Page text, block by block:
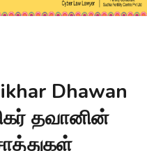
Dhawan
தவானின்